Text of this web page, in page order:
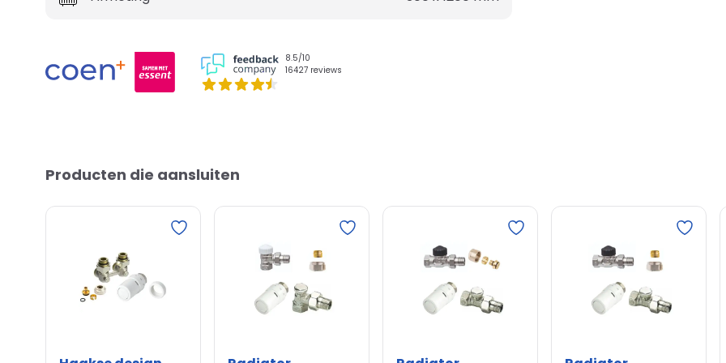
8.5/10
16427 reviews
Producten die aansluiten